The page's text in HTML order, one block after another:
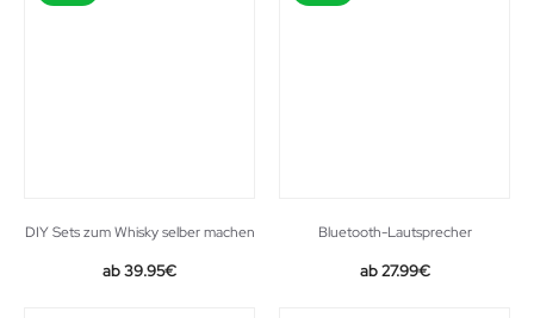
DIY Sets zum Whisky selber machen
39.95€
Bluetooth-Lautsprecher
27.99€